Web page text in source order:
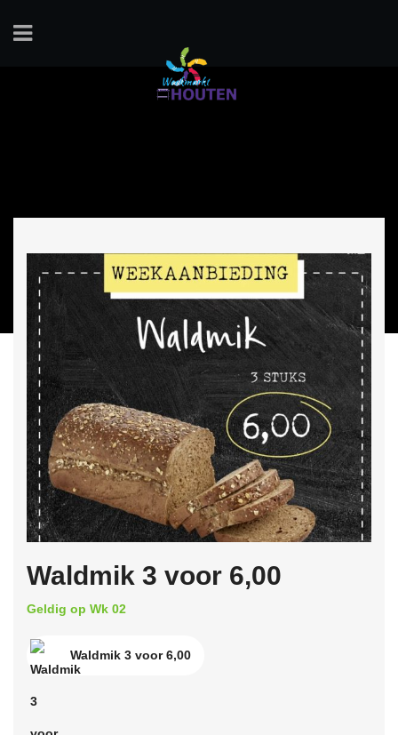
Waldmik 3 voor 6,00
Geldig op Wk 02
Waldmik 3 voor 6,00